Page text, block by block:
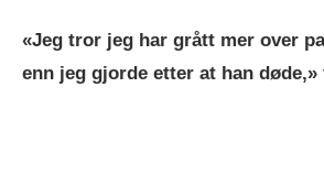
«Jeg tror jeg har grått mer over
enn jeg gjorde etter at han